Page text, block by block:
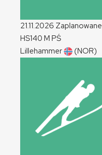
21.11.2026 Zaplanowane
HS140 M PŚ
Lillehammer
(NOR)